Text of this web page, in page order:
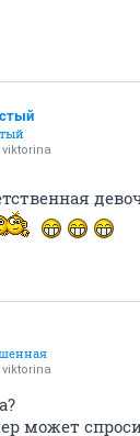
viktorina
viktorina
может